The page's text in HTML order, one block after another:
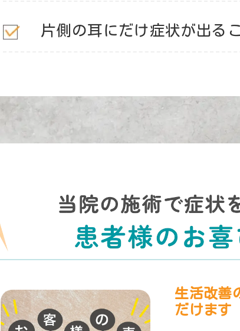
片側の耳にだけ症状が出る
生活改善
だけます